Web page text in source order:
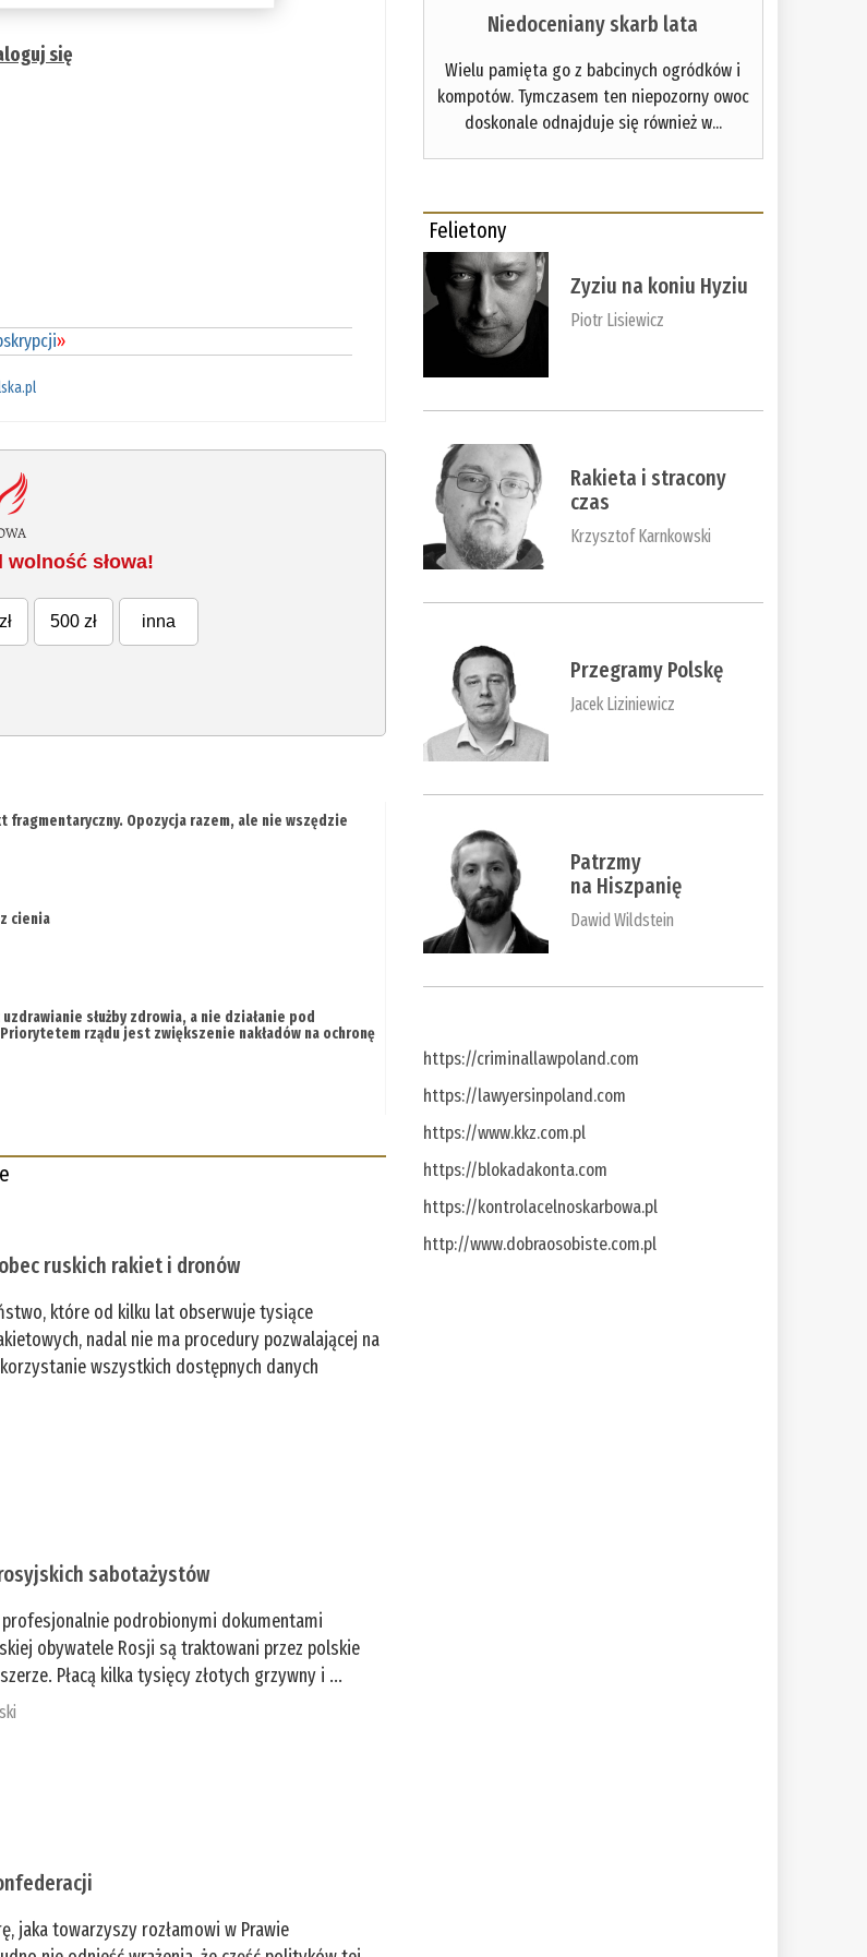
się
»
słowa!
500 zł inna
fragmentaryczny. Opozycja razem, ale nie wszędzie
cienia
służby zdrowia, a nie działanie pod
rządu jest zwiększenie nakładów na ochronę
ruskich rakiet i dronów
które od kilku lat obserwuje tysiące
nadal nie ma procedury pozwalającej na
wszystkich dostępnych danych
sabotażystów
profesjonalnie podrobionymi dokumentami
obywatele Rosji są traktowani przez polskie
Płacą kilka tysięcy złotych grzywny i ...
jaka towarzyszy rozłamowi w Prawie
Niedoceniany skarb lata
Wielu pamięta go z babcinych ogródków i
kompotów. Tymczasem ten niepozorny owoc
doskonale odnajduje się również w...
Felietony
Zyziu na koniu Hyziu
Piotr Lisiewicz
Rakieta i stracony
czas
Krzysztof Karnkowski
Przegramy Polskę
Jacek Liziniewicz
Patrzmy
na Hiszpanię
Dawid Wildstein
https://criminallawpoland.com
https://lawyersinpoland.com
https://www.kkz.com.pl
https://blokadakonta.com
https://kontrolacelnoskarbowa.pl
http://www.dobraosobiste.com.pl